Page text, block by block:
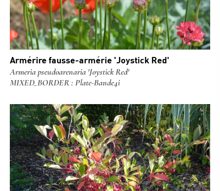
Armérire fausse-armérie 'Joystick Red'
Armeria pseudoarenaria 'Joystick Red'
MIXED_BORDER : Plate-Bande4i